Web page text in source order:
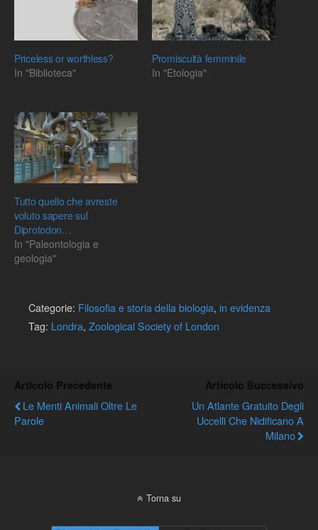
Priceless or worthless?
In "Biblioteca"
Promiscuità femminile
In "Etologia"
Tutto quello che avreste
voluto sapere sul
Diprotodon…
In "Paleontologia e
geologia"
Categorie: Filosofia e storia della biologia, in evidenza
Tag: Londra, Zoological Society of London
Articolo Precedente
Le Menti Animali Oltre Le
Parole
Articolo Successivo
Un Atlante Gratuito Degli
Uccelli Che Nidificano A
Milano
Torna su